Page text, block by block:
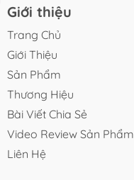
Giới thiệu
Trang Chủ
Giới Thiệu
Sản Phẩm
Thương Hiệu
Bài Viết Chia Sẻ
Video Review Sản Phẩm
Liên Hệ